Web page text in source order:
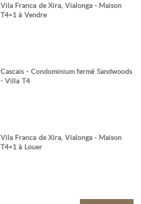
Vila Franca de Xira, Vialonga - Maison
T4+1 à Vendre
Cascais - Condominium fermé Sandwoods
- Villa T4
Vila Franca de Xira, Vialonga - Maison
T4+1 à Louer